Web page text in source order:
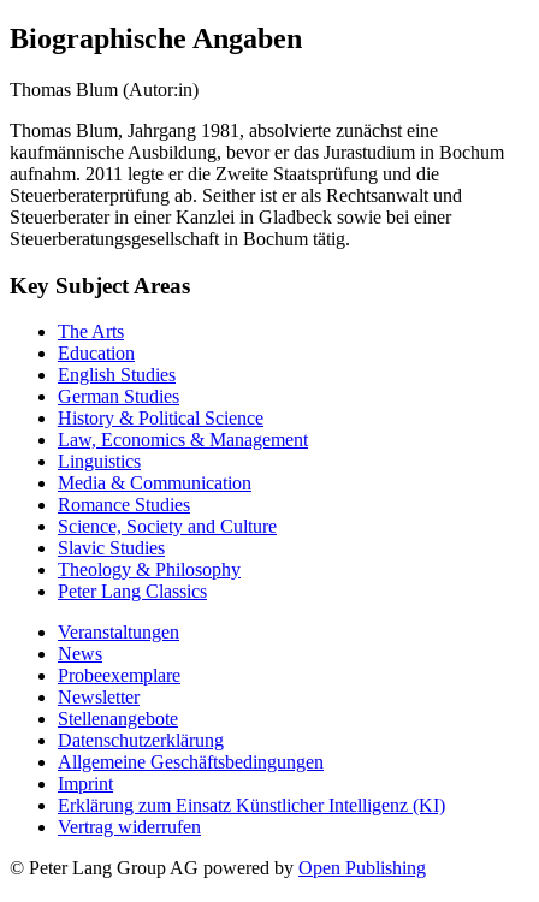
Biographische Angaben
Thomas Blum (Autor:in)
Thomas Blum, Jahrgang 1981, absolvierte zunächst eine
kaufmännische Ausbildung, bevor er das Jurastudium in Bochum
aufnahm. 2011 legte er die Zweite Staatsprüfung und die
Steuerberaterprüfung ab. Seither ist er als Rechtsanwalt und
Steuerberater in einer Kanzlei in Gladbeck sowie bei einer
Steuerberatungsgesellschaft in Bochum tätig.
Key Subject Areas
The Arts
Education
English Studies
German Studies
History & Political Science
Law, Economics & Management
Linguistics
Media & Communication
Romance Studies
Science, Society and Culture
Slavic Studies
Theology & Philosophy
Peter Lang Classics
Veranstaltungen
News
Probeexemplare
Newsletter
Stellenangebote
Datenschutzerklärung
Allgemeine Geschäftsbedingungen
Imprint
Erklärung zum Einsatz Künstlicher Intelligenz (KI)
Vertrag widerrufen
© Peter Lang Group AG powered by Open Publishing